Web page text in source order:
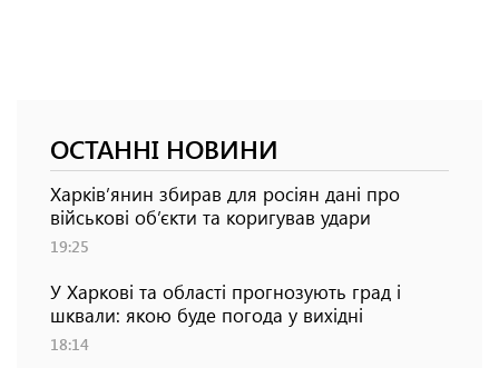
ОСТАННІ НОВИНИ
Харків’янин збирав для росіян дані про
військові об’єкти та коригував удари
19:25
У Харкові та області прогнозують град і
шквали: якою буде погода у вихідні
18:14